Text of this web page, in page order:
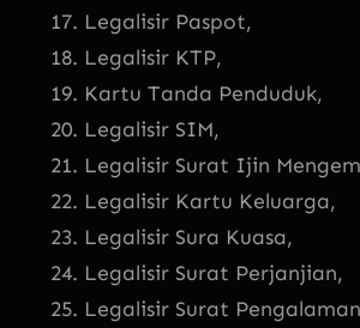
Legalisir Paspot,
Legalisir KTP,
Kartu Tanda Penduduk,
Legalisir SIM,
Legalisir Surat Ijin
Legalisir Kartu Keluarga,
Legalisir Sura Kuasa,
Legalisir Surat Perjanjian,
Legalisir Surat